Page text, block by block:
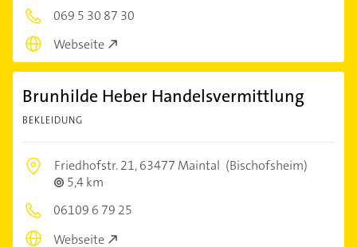
069 5 30 87 30
Webseite
Brunhilde Heber Handelsvermittlung
BEKLEIDUNG
Friedhofstr. 21,63477 Maintal (Bischofsheim)
5,4 km
06109 6 79 25
Webseite